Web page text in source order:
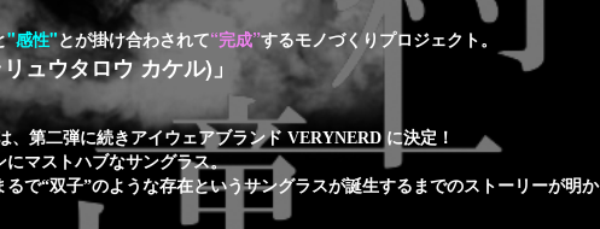
Profile
Discography
Goods
Contact
Special
"感性"とが掛け合わされて“完成”するモノづくりプロジェクト。
ュウタロウ カケル) 」
、第二弾に続きアイウェアブランド VERYNERD に決定！
マストハブなサングラス。
で“双子”のような存在というサングラスが誕生するまでのストーリーが明か